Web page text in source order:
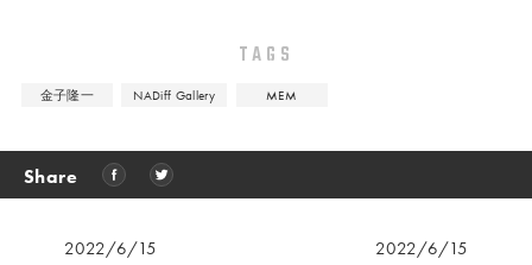
TAGS
⾦⼦隆⼀ NADiff Gallery MEM
Share
2022/6/15
2022/6/15